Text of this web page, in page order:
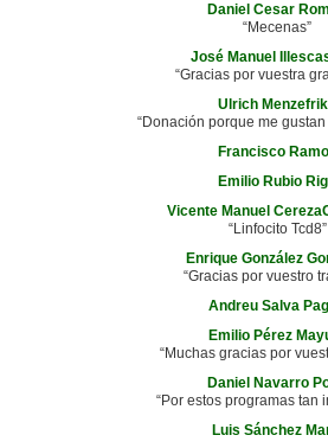
Daniel Cesar
“Mecenas”
José Manuel
“Gracias por vuestra
Ulrich
“Donación porque me gustan
Francisco
Emilio Rubio
Vicente Manuel
“Linfocito Tcd8”
Enrique González
“Gracias por vuestro
Andreu Salva
Emilio Pérez
“Muchas gracias por
Daniel Navarro
“Por estos programas tan
Luis Sánchez